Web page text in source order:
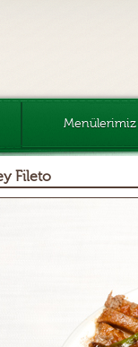
Menülerimiz
Fileto